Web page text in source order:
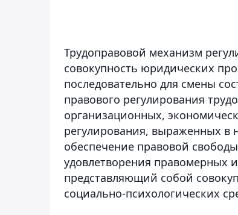
Трудоправовой механизм
совокупность юридических
последовательно для смены
правового регулирования
организационных,
регулирования, выраженных в
обеспечение правовой
удовлетворения правомерных
представляющий собой
социально-психологических